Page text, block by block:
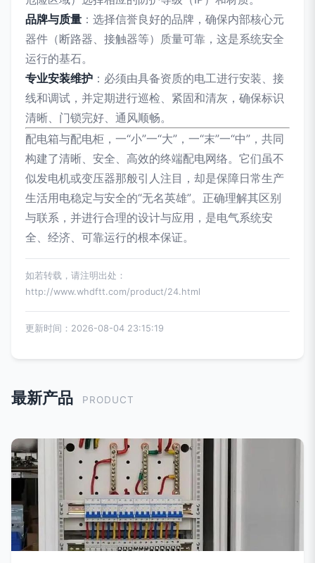
品牌与质量 ：选择信誉良好的品牌，确保内部核心元
器件（断路器、接触器等）质量可靠，这是系统安全
运行的基石。
专业安装维护 ：必须由具备资质的电工进行安装、接
线和调试，并定期进行巡检、紧固和清灰，确保标识
清晰、门锁完好、通风顺畅。
配电箱与配电柜，一“小”一“大”，一“末”一“中”，共同
构建了清晰、安全、高效的终端配电网络。它们虽不
似发电机或变压器那般引人注目，却是保障日常生产
生活用电稳定与安全的“无名英雄”。正确理解其区别
与联系，并进行合理的设计与应用，是电气系统安
全、经济、可靠运行的根本保证。
如若转载，请注明出处：
http://www.whdftt.com/product/24.html
更新时间：2026-08-04 23:15:19
最新产品 PRODUCT